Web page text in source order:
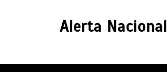
Alerta Nacional